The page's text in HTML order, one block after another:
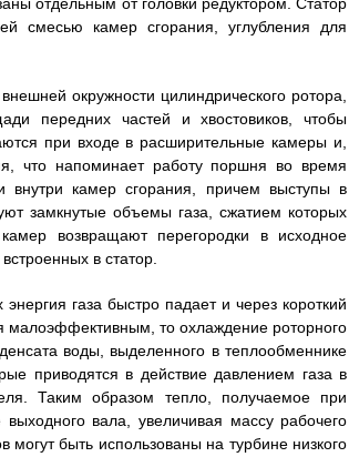
смесью камер сгорания, углубления для
окружности цилиндрического ротора,
передних частей и хвостовиков, чтобы
при входе в расширительные камеры и,
что напоминает работу поршня во время
внутри камер сгорания, причем выступы в
замкнутые объемы газа, сжатием которых
возвращают перегородки в исходное
в статор.
газа быстро падает и через короткий
малоэффективным, то охлаждение роторного
воды, выделенного в теплообменнике
приводятся в действие давлением газа в
Таким образом тепло, получаемое при
вала, увеличивая массу рабочего
могут быть использованы на турбине низкого